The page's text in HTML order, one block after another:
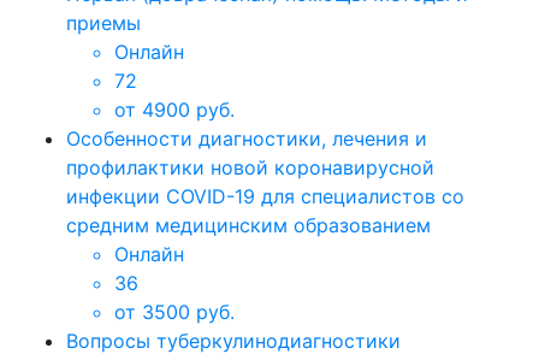
приемы
Онлайн
72
от 4900 руб.
Особенности диагностики, лечения и
профилактики новой коронавирусной
инфекции COVID-19 для специалистов со
средним медицинским образованием
Онлайн
36
от 3500 руб.
Вопросы туберкулинодиагностики